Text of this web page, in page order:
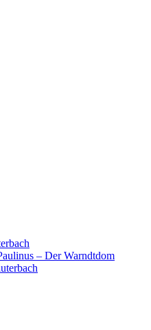
– Der Warndtdom